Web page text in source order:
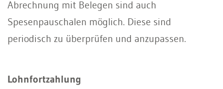
Abrechnung mit Belegen sind auch
Spesenpauschalen möglich. Diese sind
periodisch zu überprüfen und anzupassen.
Lohnfortzahlung